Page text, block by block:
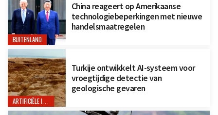
BUITENLAND
China reageert op Amerikaanse
technologiebeperkingen met nieuwe
handelsmaatregelen
ARTIFICIËLE INTELLIGENTIE
Turkije ontwikkelt AI-systeem voor
vroegtijdige detectie van
geologische gevaren